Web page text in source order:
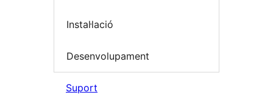
Instal·lació
Desenvolupament
Suport